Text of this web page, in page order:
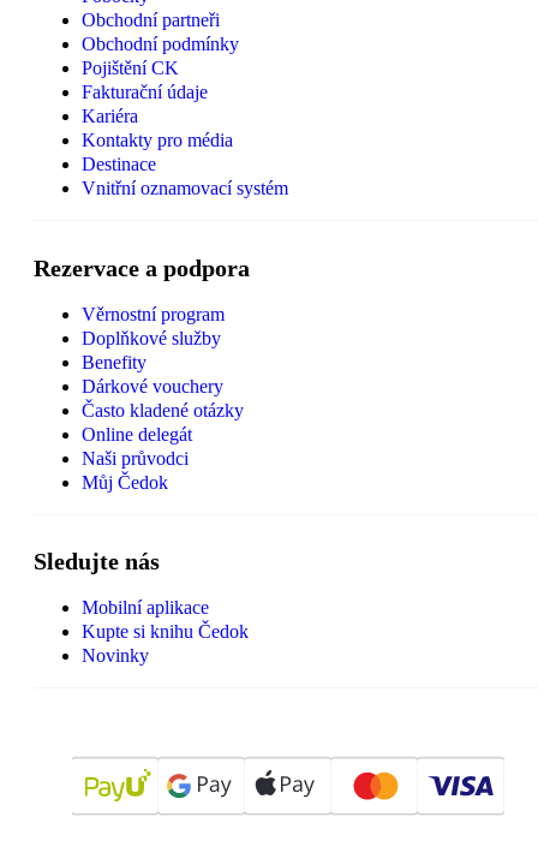
Obchodní partneři
Obchodní podmínky
Pojištění CK
Fakturační údaje
Kariéra
Kontakty pro média
Destinace
Vnitřní oznamovací systém
Rezervace a podpora
Věrnostní program
Doplňkové služby
Benefity
Dárkové vouchery
Často kladené otázky
Online delegát
Naši průvodci
Můj Čedok
Sledujte nás
Mobilní aplikace
Kupte si knihu Čedok
Novinky